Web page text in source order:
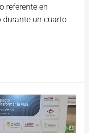
referente en
un cuarto